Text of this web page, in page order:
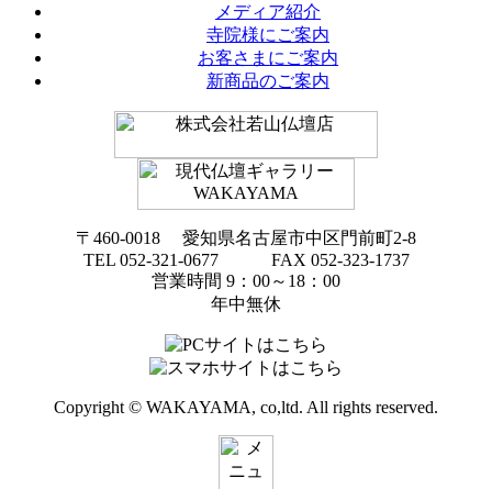
メディア紹介
寺院様にご案内
お客さまにご案内
新商品のご案内
〒460-0018 愛知県名古屋市中区門前町2-8
TEL 052-321-0677 FAX 052-323-1737
営業時間 9：00～18：00
年中無休
Copyright © WAKAYAMA, co,ltd. All rights reserved.